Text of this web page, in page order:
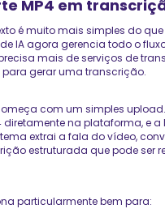
MP4 em
é muito mais simples do
IA agora gerencia todo o
mais de serviços de
gerar uma transcrição.
com um simples
diretamente na plataforma, e
extrai a fala do vídeo,
estruturada que pode ser
particularmente bem para: